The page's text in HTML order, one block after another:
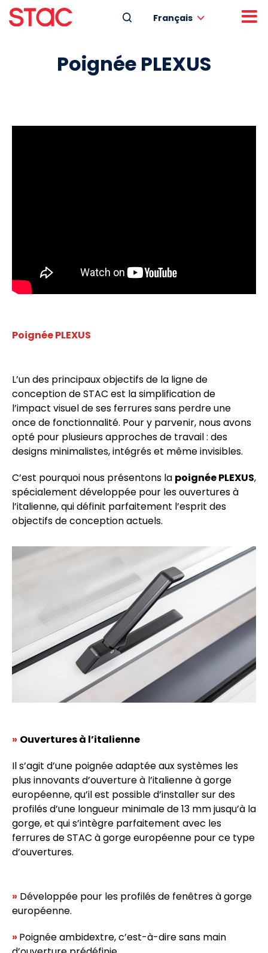
Français
Poignée PLEXUS
Poignée PLEXUS
L’un des principaux objectifs de la ligne de
conception de STAC est la simplification de
l’impact visuel de ses ferrures sans perdre une
once de fonctionnalité. Pour y parvenir, nous avons
opté pour plusieurs approches de travail : des
designs minimalistes, intégrés et même invisibles.
C’est pourquoi nous présentons la poignée PLEXUS,
spécialement développée pour les ouvertures à
l’italienne, qui définit parfaitement l’esprit des
objectifs de conception actuels.
» Ouvertures à l’italienne
Il s’agit d’une poignée adaptée aux systèmes les
plus innovants d’ouverture à l’italienne à gorge
européenne, qu’il est possible d’installer sur des
profilés d’une longueur minimale de 13 mm jusqu’à la
gorge, et qui s’intègre parfaitement avec les
ferrures de STAC à gorge européenne pour ce type
d’ouvertures.
» Développée pour les profilés de fenêtres à gorge
européenne.
» Poignée ambidextre, c’est-à-dire sans main